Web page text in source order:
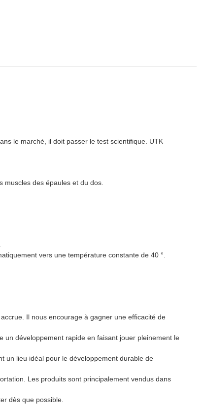
le marché, il doit passer le test scientifique. UTK
des épaules et du dos.
vers une température constante de 40 °.
Il nous encourage à gagner une efficacité de
un développement rapide en faisant jouer pleinement le
un lieu idéal pour le développement durable de
Les produits sont principalement vendus dans
dès que possible.